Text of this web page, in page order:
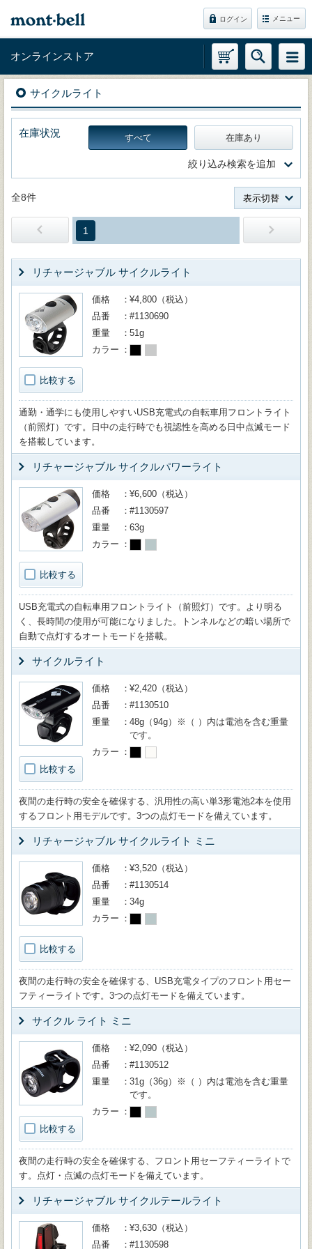
ログイン メニュー
オンラインストア
サイクルライト
在庫状況 すべて 在庫あり
絞り込み検索を追加
全8件 表示切替
1
リチャージャブル サイクルライト
比較する
価格
¥4,800（税込）
品番
#1130690
重量
51g
カラー
通勤・通学にも使用しやすいUSB充電式の自転車用フロントライト
（前照灯）です。日中の走行時でも視認性を高める日中点滅モード
を搭載しています。
リチャージャブル サイクルパワーライト
比較する
価格
¥6,600（税込）
品番
#1130597
重量
63g
カラー
USB充電式の自転車用フロントライト（前照灯）です。より明る
く、長時間の使用が可能になりました。トンネルなどの暗い場所で
自動で点灯するオートモードを搭載。
サイクルライト
比較する
価格
¥2,420（税込）
品番
#1130510
重量
48g（94g）※（ ）内は電池を含む重量
です。
カラー
夜間の走行時の安全を確保する、汎用性の高い単3形電池2本を使用
するフロント用モデルです。3つの点灯モードを備えています。
リチャージャブル サイクルライト ミニ
比較する
価格
¥3,520（税込）
品番
#1130514
重量
34g
カラー
夜間の走行時の安全を確保する、USB充電タイプのフロント用セー
フティーライトです。3つの点灯モードを備えています。
サイクル ライト ミニ
比較する
価格
¥2,090（税込）
品番
#1130512
重量
31g（36g）※（ ）内は電池を含む重量
です。
カラー
夜間の走行時の安全を確保する、フロント用セーフティーライトで
す。点灯・点滅の点灯モードを備えています。
リチャージャブル サイクルテールライト
価格
¥3,630（税込）
品番
#1130598